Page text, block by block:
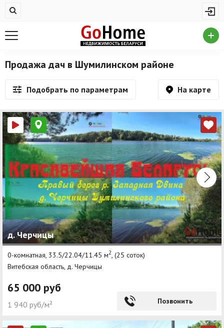
Купить квартиру
Новостройки
Дома/коттеджи/участки
Комерческая недвижимость
Продажа коммерческой недвижимости
Аренда коммерческой недвижимости
Другие разделы
Новости
Агентства
Ремонт квартир
Способы оплаты
Продажа дач в Шумилинском районе
Подобрать по параметрам На карте
д. Черчицы
0-комнатная, 33.5/22.04/11.45 м2 , (25 соток)
Витебская область, д. Черчицы
65 000 руб
1 940 руб/м² Позвонить